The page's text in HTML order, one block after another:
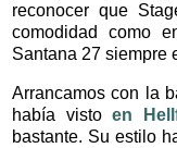
reconocer que
comodidad como
Santana 27 siempre
Arrancamos con la
había vistoen
bastante. Su estilo